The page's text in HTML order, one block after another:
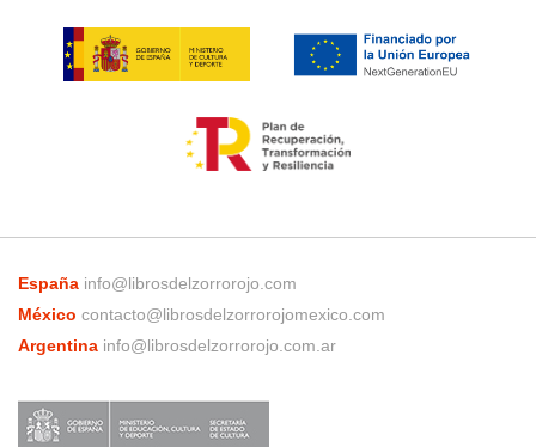
España info@librosdelzorrorojo.com
México contacto@librosdelzorrorojomexico.com
Argentina info@librosdelzorrorojo.com.ar